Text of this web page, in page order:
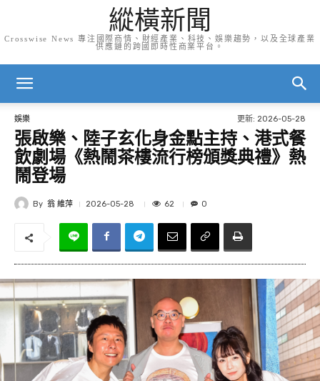
縱橫新聞
Crosswise News 專注國際商情、財經產業、科技、娛樂趨勢，以及全球產業
供應鏈的跨國即時性商業平台。
娛樂 更新: 2026-05-28
張啟樂、陸子玄化身金點主持、港式餐
飲劇場《熱鬧茶樓流行榜頒獎典禮》熱
鬧登場
By 翁 維萍 2026-05-28 62 0